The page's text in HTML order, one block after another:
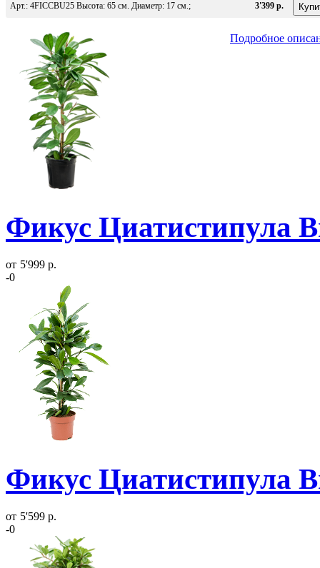
Арт.: 4FICCBU25 Высота: 65 см. Диаметр: 17 см.; 3'399 р.
Подробное
Фикус Циатистипула
от 5'999 р.
-0
Фикус Циатистипула
от 5'599 р.
-0